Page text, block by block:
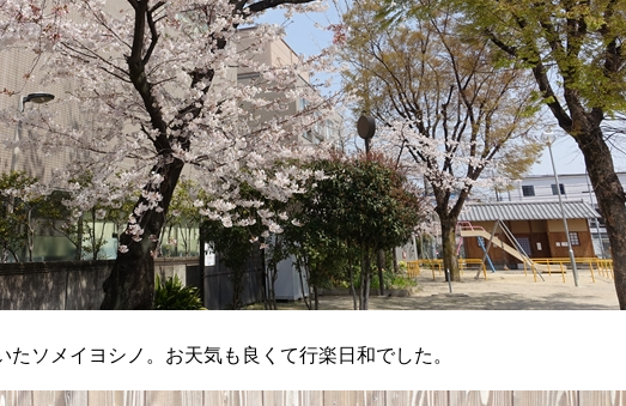
たソメイヨシノ。お天気も良くて行楽日和でした。